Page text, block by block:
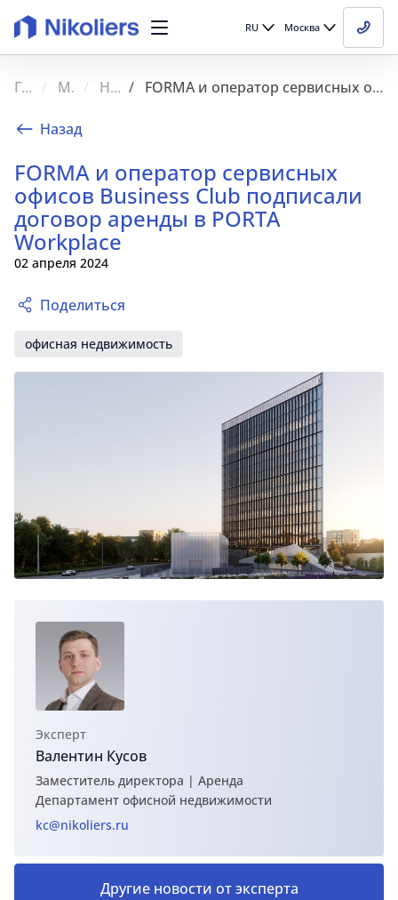
Новости
Мероприятия
Блог
RU Москва
Главная Медиа Новости FORMA и оператор сервисных офисов Business Club подписали договор аренды в PORTA Workplace
Назад
FORMA и оператор сервисных
офисов Business Club подписали
договор аренды в PORTA
Workplace
02 апреля 2024
Поделиться
офисная недвижимость
Эксперт
Валентин Кусов
Заместитель директора | Аренда
Департамент офисной недвижимости
kc@nikoliers.ru
Другие новости от эксперта